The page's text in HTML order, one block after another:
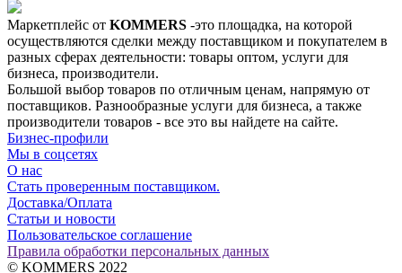
Маркетплейс от KOMMERS -это площадка, на которой
осуществляются сделки между поставщиком и покупателем в
разных сферах деятельности: товары оптом, услуги для
бизнеса, производители.
Большой выбор товаров по отличным ценам, напрямую от
поставщиков. Разнообразные услуги для бизнеса, а также
производители товаров - все это вы найдете на сайте.
Бизнес-профили
Мы в соцсетях
О нас
Стать проверенным поставщиком.
Доставка/Оплата
Статьи и новости
Пользовательское соглашение
Правила обработки персональных данных
© KOMMERS 2022